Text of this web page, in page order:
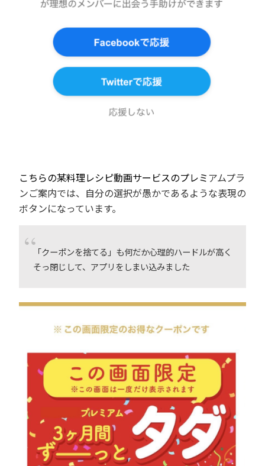
こちらの某料理レシピ動画サービスのプレミアムプラ
ンご案内では、自分の選択が愚かであるような表現の
ボタンになっています。
「クーポンを捨てる」も何だか心理的ハードルが高く
そっ閉じして、アプリをしまい込みました